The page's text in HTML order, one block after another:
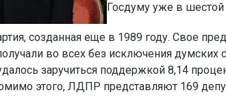
Госдуму уже в
созданная еще в 1989 году. Свое
во всех без исключения думских
заручиться поддержкой 8,14
этого, ЛДПР представляют 169